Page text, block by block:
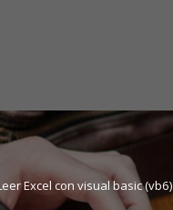
Excel con visual basic (vb6)